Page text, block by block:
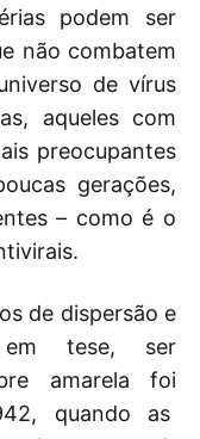
podem ser
não combatem
de vírus
aqueles com
preocupantes
gerações,
– como é o
de dispersão e
em tese, ser
amarela foi
quando as